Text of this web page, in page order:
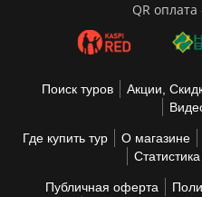
QR
Поиск туров Акции,
Где купить тур О магазине
Публичная оферта